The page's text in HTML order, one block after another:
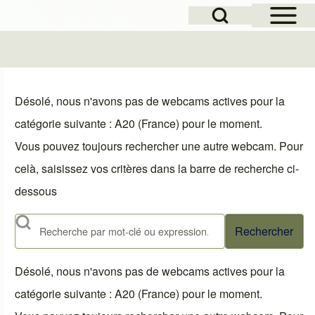
Open Sidebar
Open Search Block
Désolé, nous n'avons pas de webcams actives pour la
catégorie suivante : A20 (France) pour le moment.
Vous pouvez toujours rechercher une autre webcam. Pour
celà, saisissez vos critères dans la barre de recherche ci-
dessous
Rechercher
Désolé, nous n'avons pas de webcams actives pour la
catégorie suivante : A20 (France) pour le moment.